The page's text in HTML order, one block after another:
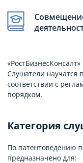
Слушатели научатся
соответствии с
порядком.
Категория
По патентоведению
предназначено для: